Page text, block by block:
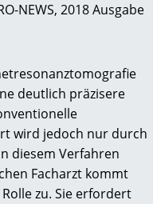
NEWS, 2018 Ausgabe
deutlich präzisere
wird jedoch nur durch
diesem Verfahren
Facharzt kommt
zu. Sie erfordert